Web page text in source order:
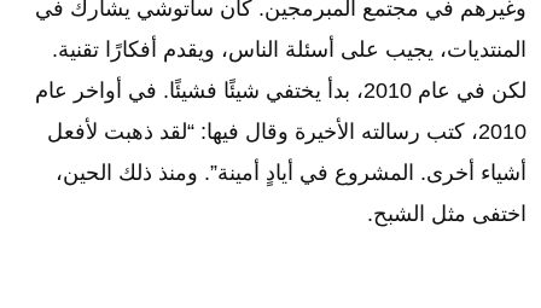
وغيرهم في مجتمع المبرمجين. كان ساتوشي يشارك في
المنتديات، يجيب على أسئلة الناس، ويقدم أفكارًا تقنية.
لكن في عام 2010، بدأ يختفي شيئًا فشيئًا. في أواخر عام
2010، كتب رسالته الأخيرة وقال فيها: “لقد ذهبت لأفعل
أشياء أخرى. المشروع في أيادٍ أمينة”. ومنذ ذلك الحين،
اختفى مثل الشبح.